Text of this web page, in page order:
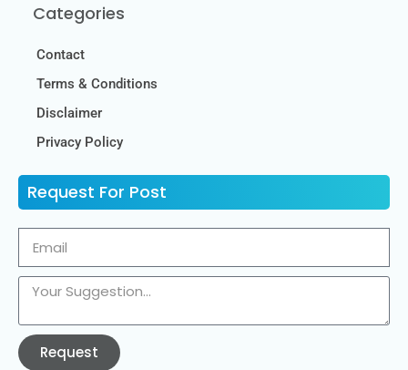
Categories
Contact
Terms & Conditions
Disclaimer
Privacy Policy
Request For Post
Request